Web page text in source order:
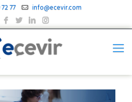
77 info@ecevir.com